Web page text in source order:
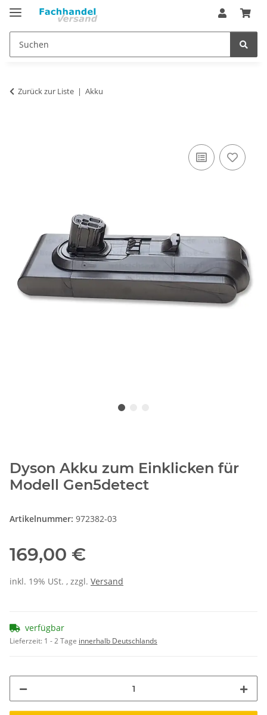
Zurück zur Liste Akku
Dyson Akku zum Einklicken für
Modell Gen5detect
Artikelnummer: 972382-03
169,00 €
inkl. 19% USt. , zzgl. Versand
verfügbar
Lieferzeit: 1 - 2 Tage innerhalb Deutschlands